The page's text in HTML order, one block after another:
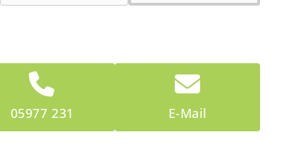
05977 231 E-Mail